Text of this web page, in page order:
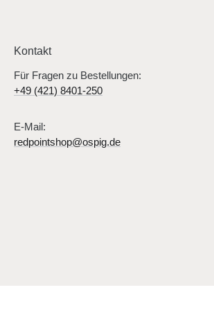
Kontakt
Für Fragen zu Bestellungen:
+49 (421) 8401-250
E-Mail:
redpointshop@ospig.de